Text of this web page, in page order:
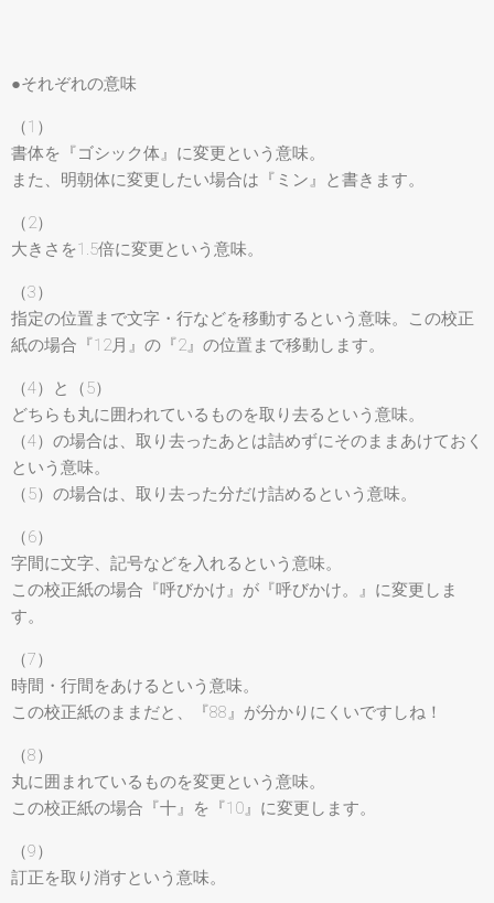
●それぞれの意味
（1）
書体を『ゴシック体』に変更という意味。
また、明朝体に変更したい場合は『ミン』と書きます。
（2）
大きさを1.5倍に変更という意味。
（3）
指定の位置まで文字・行などを移動するという意味。この校正
紙の場合『12月』の『2』の位置まで移動します。
（4）と（5）
どちらも丸に囲われているものを取り去るという意味。
（4）の場合は、取り去ったあとは詰めずにそのままあけておく
という意味。
（5）の場合は、取り去った分だけ詰めるという意味。
（6）
字間に文字、記号などを入れるという意味。
この校正紙の場合『呼びかけ』が『呼びかけ。』に変更しま
す。
（7）
時間・行間をあけるという意味。
この校正紙のままだと、『88』が分かりにくいですしね！
（8）
丸に囲まれているものを変更という意味。
この校正紙の場合『十』を『10』に変更します。
（9）
訂正を取り消すという意味。